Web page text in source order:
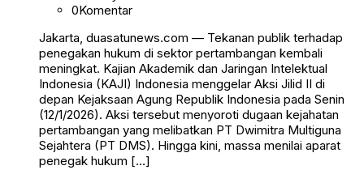
0Komentar
Jakarta, duasatunews.com — Tekanan publik terhadap
penegakan hukum di sektor pertambangan kembali
meningkat. Kajian Akademik dan Jaringan Intelektual
Indonesia (KAJI) Indonesia menggelar Aksi Jilid II di
depan Kejaksaan Agung Republik Indonesia pada Senin
(12/1/2026). Aksi tersebut menyoroti dugaan kejahatan
pertambangan yang melibatkan PT Dwimitra Multiguna
Sejahtera (PT DMS). Hingga kini, massa menilai aparat
penegak hukum […]